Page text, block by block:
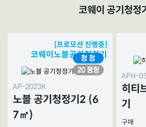
코웨이 공기청정기
[프로모션 진행중]
코웨이노블공기청정기
AP-2023K
노블 공기청정기2 (6
7㎡)
APH-
히티
기
구매